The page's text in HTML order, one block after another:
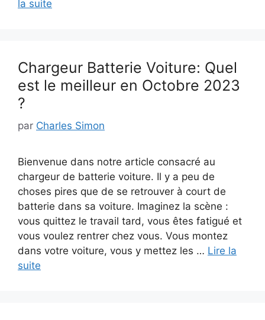
la suite
Chargeur Batterie Voiture: Quel
est le meilleur en Octobre 2023
?
par Charles Simon
Bienvenue dans notre article consacré au
chargeur de batterie voiture. Il y a peu de
choses pires que de se retrouver à court de
batterie dans sa voiture. Imaginez la scène :
vous quittez le travail tard, vous êtes fatigué et
vous voulez rentrer chez vous. Vous montez
dans votre voiture, vous y mettez les … Lire la
suite